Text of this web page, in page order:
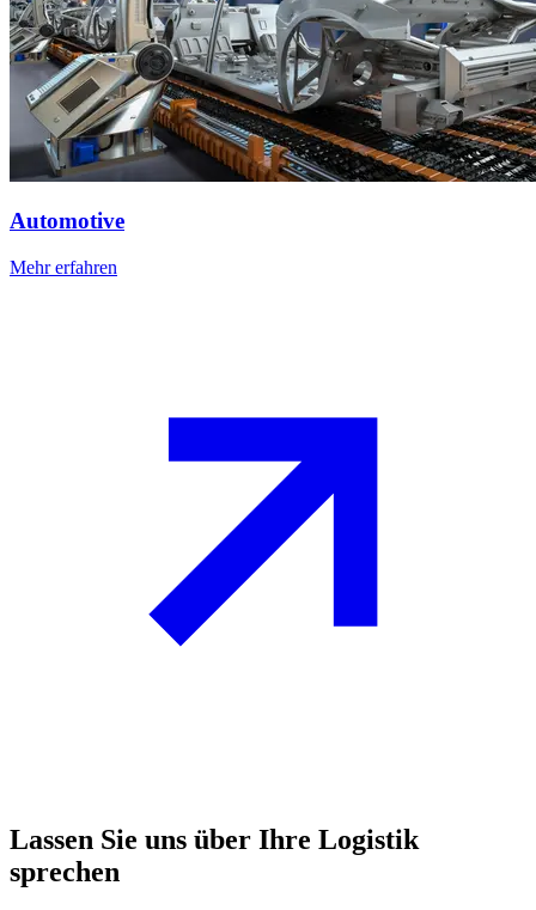
Automotive
Mehr erfahren
Lassen Sie uns über Ihre Logistik
sprechen